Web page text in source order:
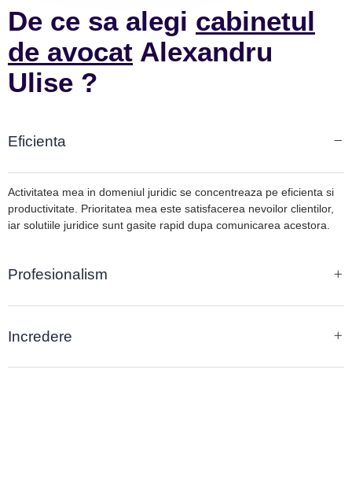
De ce sa alegi cabinetul
de avocat Alexandru
Ulise ?
Eficienta
Activitatea mea in domeniul juridic se concentreaza pe eficienta si
productivitate. Prioritatea mea este satisfacerea nevoilor clientilor,
iar solutiile juridice sunt gasite rapid dupa comunicarea acestora.
Profesionalism
Incredere